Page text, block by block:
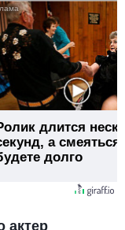
длится
а
долго
актер